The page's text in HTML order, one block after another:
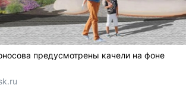
предусмотрены качели на фоне